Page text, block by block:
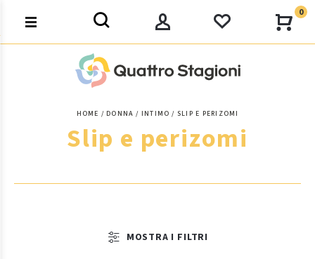
0
HOME DONNA INTIMO SLIP E PERIZOMI
Slip e perizomi
MOSTRA I FILTRI